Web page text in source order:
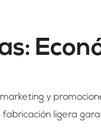
y
ligera